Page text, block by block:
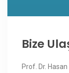
Bize
Prof. Dr. Hasan